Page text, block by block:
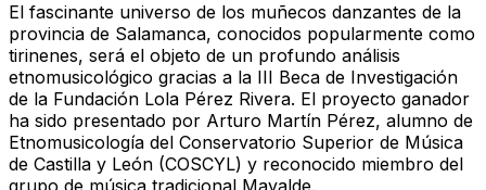
El fascinante universo de los muñecos danzantes de la
provincia de Salamanca, conocidos popularmente como
tirinenes, será el objeto de un profundo análisis
etnomusicológico gracias a la III Beca de Investigación
de la Fundación Lola Pérez Rivera. El proyecto ganador
ha sido presentado por Arturo Martín Pérez, alumno de
Etnomusicología del Conservatorio Superior de Música
de Castilla y León (COSCYL) y reconocido miembro del